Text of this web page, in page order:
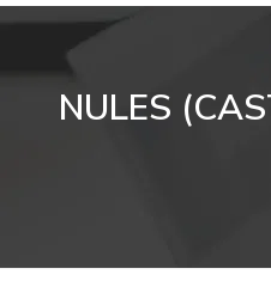
NULES